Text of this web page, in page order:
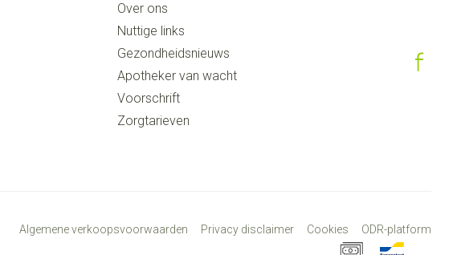
Over ons
Nuttige links
Gezondheidsnieuws
Apotheker van wacht
Voorschrift
Zorgtarieven
Algemene verkoopsvoorwaarden Privacy disclaimer Cookies ODR-platform